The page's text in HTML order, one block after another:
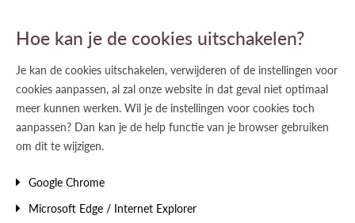
Hoe kan je de cookies uitschakelen?
Je kan de cookies uitschakelen, verwijderen of de instellingen voor
cookies aanpassen, al zal onze website in dat geval niet optimaal
meer kunnen werken. Wil je de instellingen voor cookies toch
aanpassen? Dan kan je de help functie van je browser gebruiken
om dit te wijzigen.
Google Chrome
Microsoft Edge / Internet Explorer